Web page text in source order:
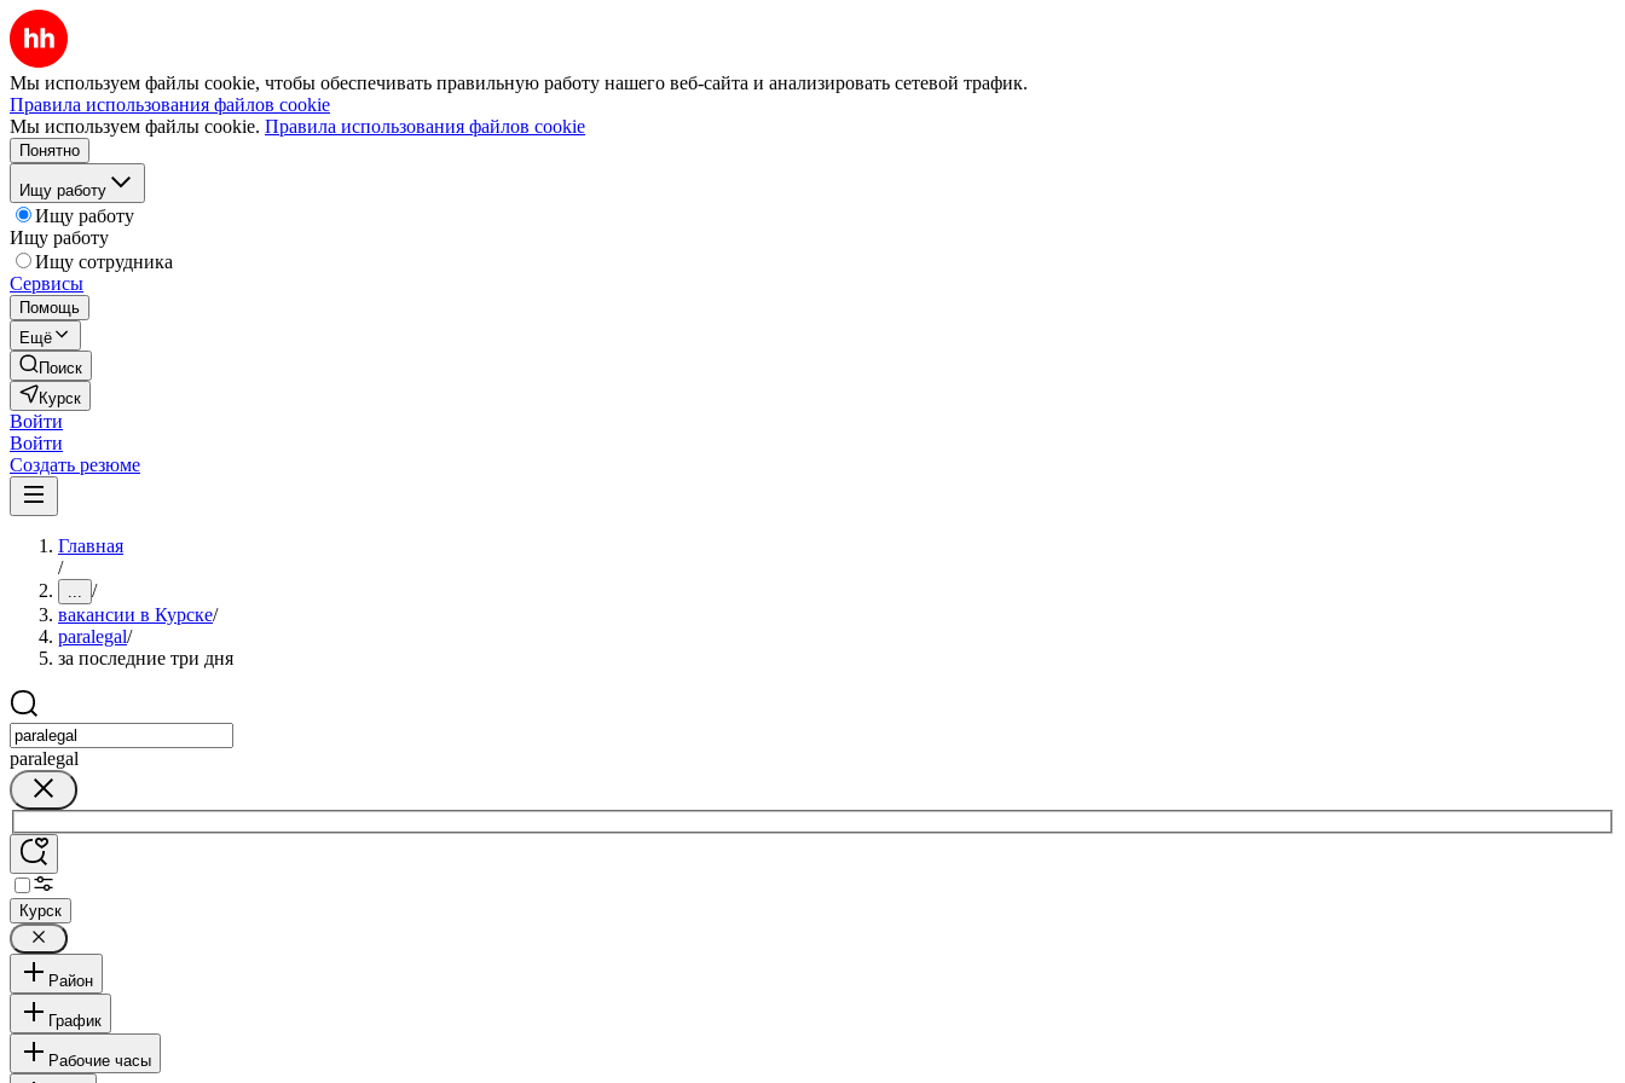
Мы используем файлы cookie, чтобы обеспечивать правильную работу нашего веб-сайта и анализировать сетевой трафик.
Правила использования файлов cookie
Мы используем файлы cookie. Правила использования файлов cookie
Понятно
Ищу работу
Ищу работу
Ищу работу
Ищу сотрудника
Сервисы
Помощь
Ещё
Поиск
Курск
Войти
Войти
Создать резюме
Главная
/
... /
вакансии в Курске/
paralegal/
за последние три дня
paralegal
Курск
Район
График
Рабочие часы